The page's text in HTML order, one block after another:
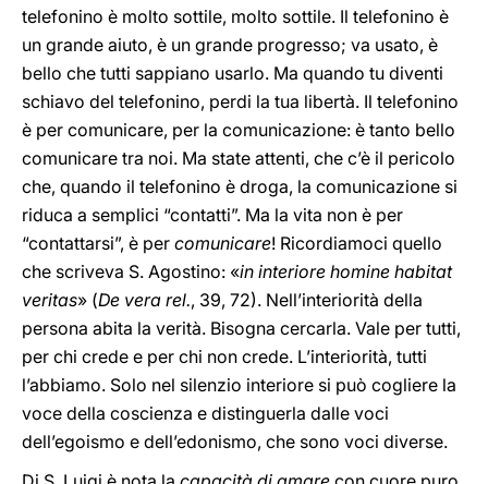
telefonino è molto sottile, molto sottile. Il telefonino è
un grande aiuto, è un grande progresso; va usato, è
bello che tutti sappiano usarlo. Ma quando tu diventi
schiavo del telefonino, perdi la tua libertà. Il telefonino
è per comunicare, per la comunicazione: è tanto bello
comunicare tra noi. Ma state attenti, che c’è il pericolo
che, quando il telefonino è droga, la comunicazione si
riduca a semplici “contatti”. Ma la vita non è per
“contattarsi”, è per comunicare! Ricordiamoci quello
che scriveva S. Agostino: «in interiore homine habitat
veritas» (De vera rel., 39, 72). Nell’interiorità della
persona abita la verità. Bisogna cercarla. Vale per tutti,
per chi crede e per chi non crede. L’interiorità, tutti
l’abbiamo. Solo nel silenzio interiore si può cogliere la
voce della coscienza e distinguerla dalle voci
dell’egoismo e dell’edonismo, che sono voci diverse.